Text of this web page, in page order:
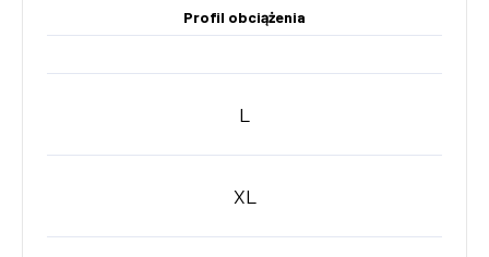
Profil obciążenia
L
XL